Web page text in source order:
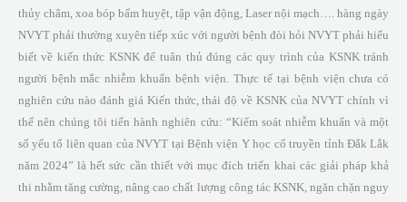
thủy châm, xoa bóp bấm huyệt, tập vận động, Laser nội mạch…. hàng ngày
NVYT phải thường xuyên tiếp xúc với người bệnh đòi hỏi NVYT phải hiểu
biết về kiến thức KSNK để tuân thủ đúng các quy trình của KSNK tránh
người bệnh mắc nhiễm khuẩn bệnh viện. Thực tế tại bệnh viện chưa có
nghiên cứu nào đánh giá Kiến thức, thái độ về KSNK của NVYT chính vì
thế nên chúng tôi tiến hành nghiên cứu: “Kiểm soát nhiễm khuẩn và một
số yếu tố liên quan của NVYT tại Bệnh viện Y học cổ truyền tỉnh Đắk Lắk
năm 2024” là hết sức cần thiết với mục đích triển khai các giải pháp khả
thi nhằm tăng cường, nâng cao chất lượng công tác KSNK, ngăn chặn nguy